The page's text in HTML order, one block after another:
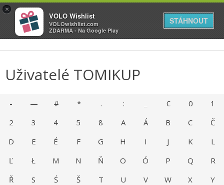
VOLO
Váš online wishlist
×
VOLO Wishlist
VOLOwishlist.com
ZDARMA - Na Google Play
STÁHNOUT
Uživatelé TOMIKUP
- — # * . : € 0
1
2
3 4 5 8 A Á B C
Č
D
E É F G H I J K
L
Ľ
Ł M N Ň O Ó P Q
R
Ř
S Ś Š T U V W X
Y